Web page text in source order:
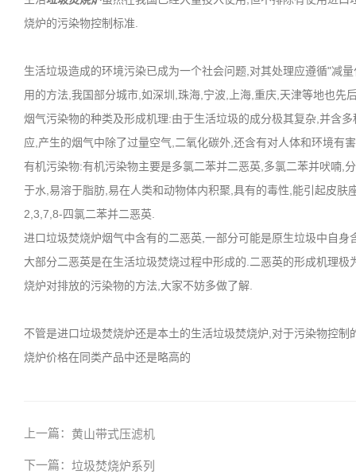
烧炉的污染物控制标准.
生活垃圾造成的环境污染已成为一个社会问题,对其处理应遵循"减
用的方法,我国部分城市,如深圳,珠海,宁波,上海,重庆,天津等地也先
烟气污染物的种类及形成机理:由于生活垃圾的成分极其复杂,并含
应,产生的烟气中除了过量空气,二氧化碳外,还含有对人体和环境有
有机污染物:有机污染物主要是多氯二苯并二恶英,多氯二苯并吠喃,
于水,易溶于脂肪,易在人类和动物体内积聚,具有的毒性,能引起皮
2,3,7,8-四氯二苯并二恶英.
进口垃圾焚烧炉烟气中含有的二恶英,一部分可能是原生垃圾中自
大部分二恶英是在生活垃圾焚烧过程中形成的.二恶英的形成机理
烧炉对排放的污染物的方法,大家不妨多做了解.
不管是进口垃圾焚烧炉还是本土的生活垃圾焚烧炉,对于污染物控
烧炉价格在同类产品中还是略高的
上一篇： 黄山带式压滤机
下一篇： 垃圾焚烧炉系列